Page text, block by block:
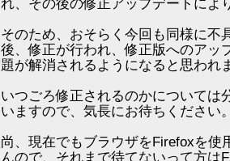
れ、その後の修正アップデートによ
そのため、おそらく今回も同様に不
後、修正が行われ、修正版へのアッ
題が解消されるようになると思われ
いつごろ修正されるのかについては
いますので、気長にお待ちください
尚、現在でもブラウザをFirefoxを使
んので、それまで待てないって方は